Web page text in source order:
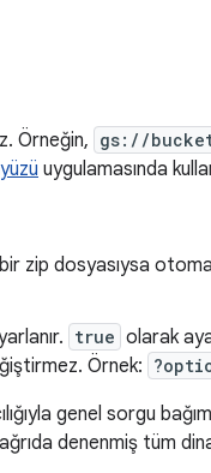
Örneğin, gs://
uygulamasında
zip dosyasıysa
true olarak
Örnek:
genel sorgu
denenmiş tüm